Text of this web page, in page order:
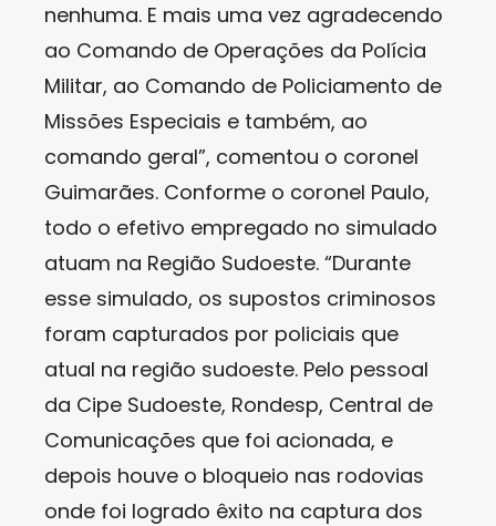
nenhuma. E mais uma vez agradecendo
ao Comando de Operações da Polícia
Militar, ao Comando de Policiamento de
Missões Especiais e também, ao
comando geral”, comentou o coronel
Guimarães. Conforme o coronel Paulo,
todo o efetivo empregado no simulado
atuam na Região Sudoeste. “Durante
esse simulado, os supostos criminosos
foram capturados por policiais que
atual na região sudoeste. Pelo pessoal
da Cipe Sudoeste, Rondesp, Central de
Comunicações que foi acionada, e
depois houve o bloqueio nas rodovias
onde foi logrado êxito na captura dos